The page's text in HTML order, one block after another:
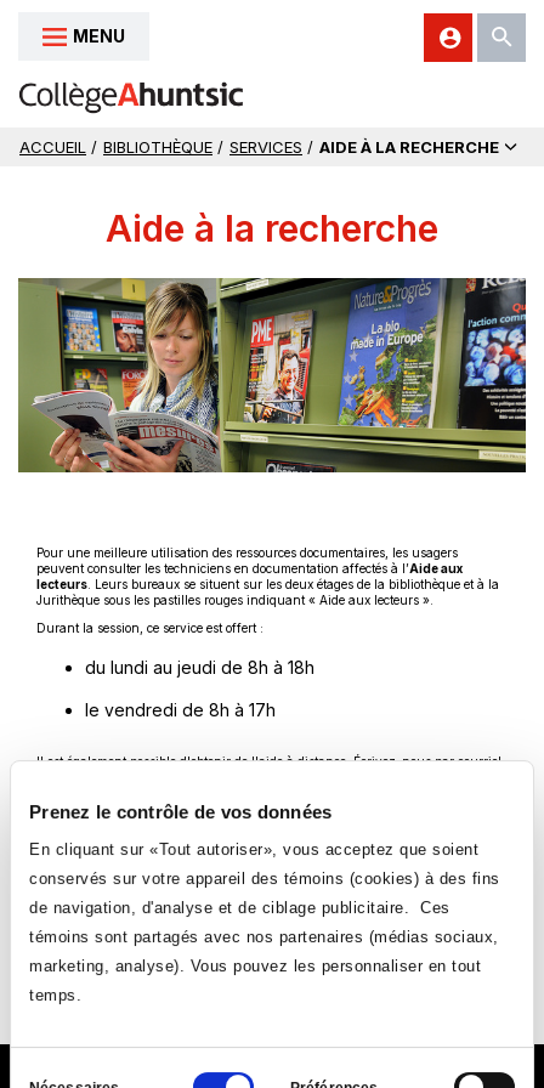
Prenez le contrôle de vos données
En cliquant sur «Tout autoriser», vous acceptez que soient
conservés sur votre appareil des témoins (cookies) à des fins
de navigation, d'analyse et de ciblage publicitaire. Ces
témoins sont partagés avec nos partenaires (médias sociaux,
marketing, analyse). Vous pouvez les personnaliser en tout
temps.
Sélection
Aller au contenu
MENU
ACCUEIL / BIBLIOTHÈQUE / SERVICES / AIDE À LA RECHERCHE
Aide à la recherche
Pour une meilleure utilisation des ressources documentaires, les usagers
peuvent consulter les techniciens en documentation affectés à l’Aide aux
lecteurs . Leurs bureaux se situent sur les deux étages de la bibliothèque et à la
Jurithèque sous les pastilles rouges indiquant « Aide aux lecteurs ».
Durant la session, ce service est offert :
du lundi au jeudi de 8h à 18h
le vendredi de 8h à 17h
Il est également possible d'obtenir de l'aide à distance. Écrivez-nous par courriel
lien
s'ouvrira
une
nouvelle
fenêtre
Suivez-nous
s'ouvrira
s'ouvrira
dans
s'ouvrira
dans
s'ouvrira